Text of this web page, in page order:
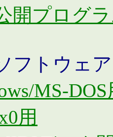
開プログ
フトウェア
MS-DOS
用